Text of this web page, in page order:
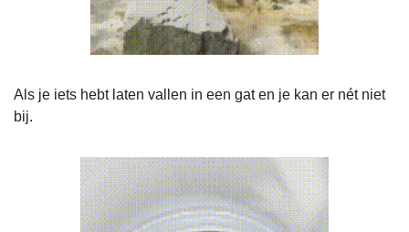
Als je iets hebt laten vallen in een gat en je kan er nét niet
bij.